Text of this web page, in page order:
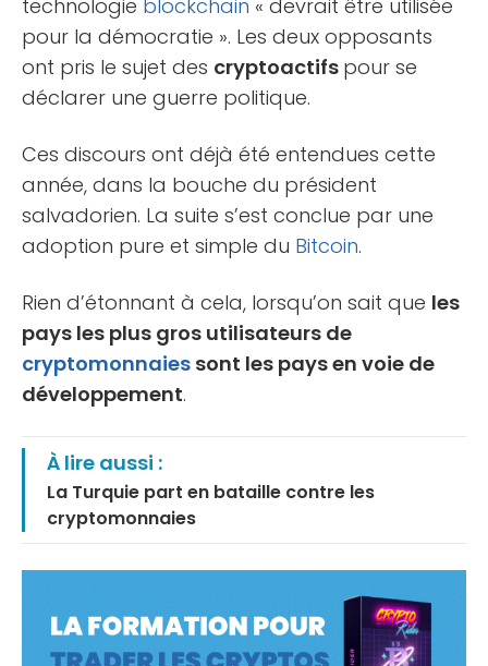
technologie blockchain « devrait être utilisée
pour la démocratie ». Les deux opposants
ont pris le sujet des cryptoactifs pour se
déclarer une guerre politique.
Ces discours ont déjà été entendues cette
année, dans la bouche du président
salvadorien. La suite s’est conclue par une
adoption pure et simple du Bitcoin.
Rien d’étonnant à cela, lorsqu’on sait que les
pays les plus gros utilisateurs de
cryptomonnaies sont les pays en voie de
développement.
À lire aussi :
La Turquie part en bataille contre les
cryptomonnaies